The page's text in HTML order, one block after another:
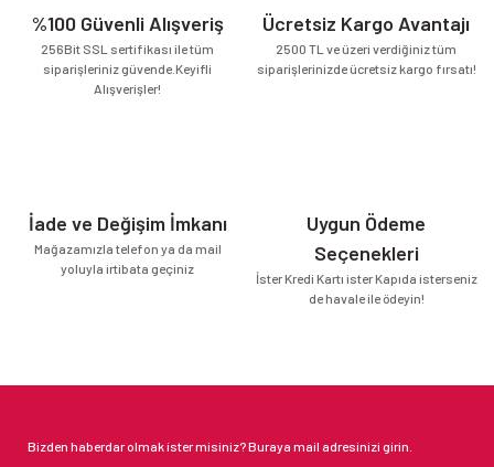
%100 Güvenli Alışveriş
256Bit SSL sertifikası ile tüm
siparişleriniz güvende.Keyifli
Alışverişler!
Ücretsiz Kargo Avantajı
2500 TL ve üzeri verdiğiniz tüm
siparişlerinizde ücretsiz kargo fırsatı!
İade ve Değişim İmkanı
Mağazamızla telefon ya da mail
yoluyla irtibata geçiniz
Uygun Ödeme
Seçenekleri
İster Kredi Kartı ister Kapıda isterseniz
de havale ile ödeyin!